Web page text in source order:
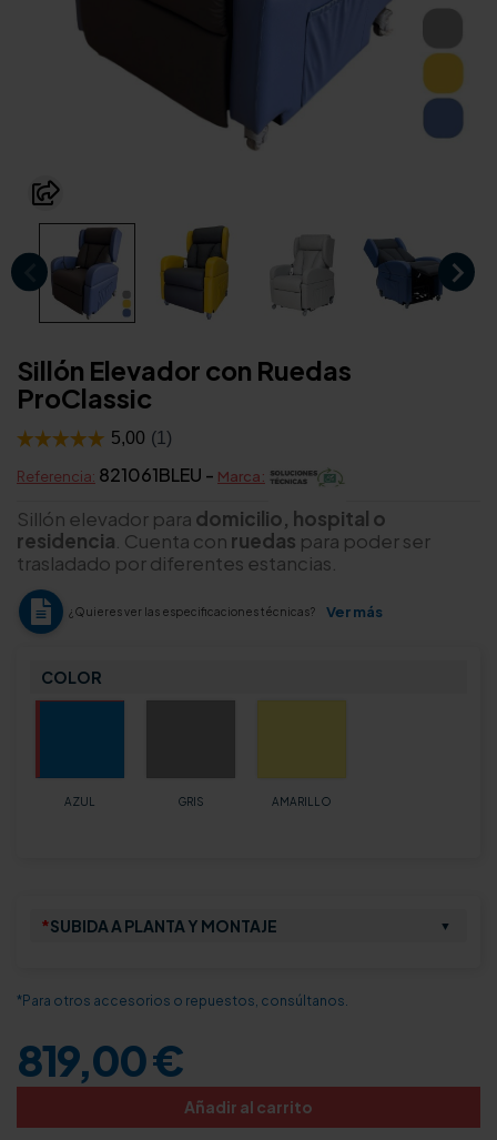
Sillón Elevador con Ruedas
ProClassic
Referencia: 821061BLEU - Marca:
Sillón elevador para domicilio, hospital o
residencia . Cuenta con ruedas para poder ser
trasladado por diferentes estancias.
¿Quieres ver las especificaciones técnicas? Ver más
COLOR
AZUL GRIS AMARILLO
*SUBIDA A PLANTA Y MONTAJE ▼
*Para otros accesorios o repuestos, consúltanos.
819,00 €
Añadir al carrito